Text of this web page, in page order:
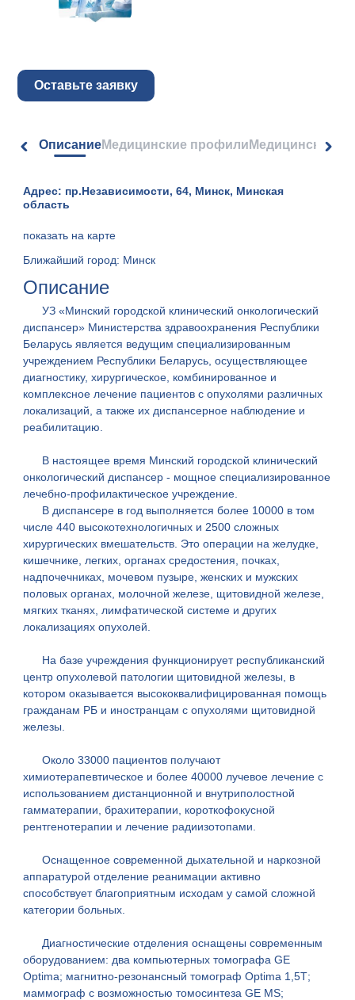
Оставьте заявку
ОписаниеМедицинские профили Медицинские
Адрес: пр.Независимости, 64, Минск, Минская
область
показать на карте
Ближайший город: Минск
Описание
УЗ «Минский городской клинический онкологический
диспансер» Министерства здравоохранения Республики
Беларусь является ведущим специализированным
учреждением Республики Беларусь, осуществляющее
диагностику, хирургическое, комбинированное и
комплексное лечение пациентов с опухолями различных
локализаций, а также их диспансерное наблюдение и
реабилитацию.
В настоящее время Минский городской клинический
онкологический диспансер - мощное специализированное
лечебно-профилактическое учреждение.
В диспансере в год выполняется более 10000 в том
числе 440 высокотехнологичных и 2500 сложных
хирургических вмешательств. Это операции на желудке,
кишечнике, легких, органах средостения, почках,
надпочечниках, мочевом пузыре, женских и мужских
половых органах, молочной железе, щитовидной железе,
мягких тканях, лимфатической системе и других
локализациях опухолей.
На базе учреждения функционирует республиканский
центр опухолевой патологии щитовидной железы, в
котором оказывается высококвалифицированная помощь
гражданам РБ и иностранцам с опухолями щитовидной
железы.
Около 33000 пациентов получают
химиотерапевтическое и более 40000 лучевое лечение с
использованием дистанционной и внутриполостной
гамматерапии, брахитерапии, короткофокусной
рентгенотерапии и лечение радиизотопами.
Оснащенное современной дыхательной и наркозной
аппаратурой отделение реанимации активно
способствует благоприятным исходам у самой сложной
категории больных.
Диагностические отделения оснащены современным
оборудованием: два компьютерных томографа GE
Optima; магнитно-резонансный томограф Optima 1,5Т;
маммограф с возможностью томосинтеза GE MS;